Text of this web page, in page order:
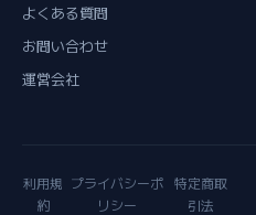
よくある質問
お問い合わせ
運営会社
利用規
約
プライバシーポ
リシー
特定商取
引法